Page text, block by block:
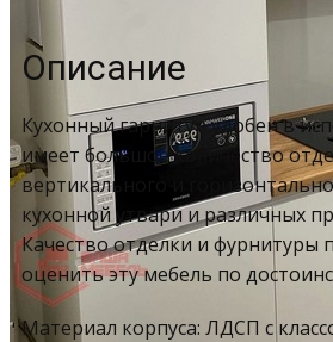
Описание
Кухонный гарнитур удобен в
имеет большое количество
вертикального и
кухонной утвари и различных
Качество отделки и фурнитуры
оценить эту мебель по
Материал корпуса: ЛДСП с